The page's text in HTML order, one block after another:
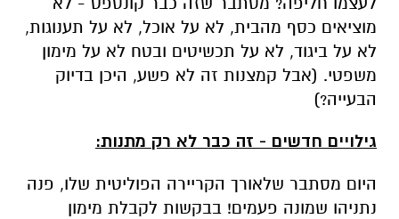
מוציאים כסף מהבית, לא על אוכל, לא על תענוגות,
לא על ביגוד, לא על תכשיטים ובטח לא על מימון
משפטי. (אבל קמצנות זה לא פשע, היכן בדיוק
הבעייה?)
גילויים חדשים - זה כבר לא רק מתנות:
היום מסתבר שלאורך הקריירה הפוליטית שלו, פנה
נתניהו שמונה פעמים! בבקשות לקבלת מימון